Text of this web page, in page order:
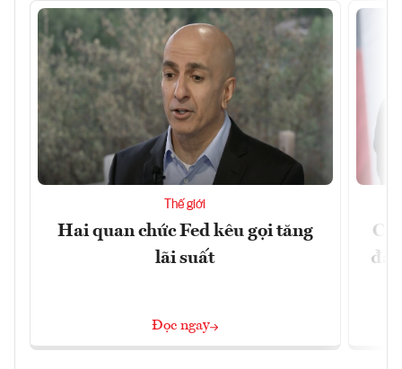
Thế giới
Hai quan chức Fed kêu gọi tăng
lãi suất
Đọc ngay
đã